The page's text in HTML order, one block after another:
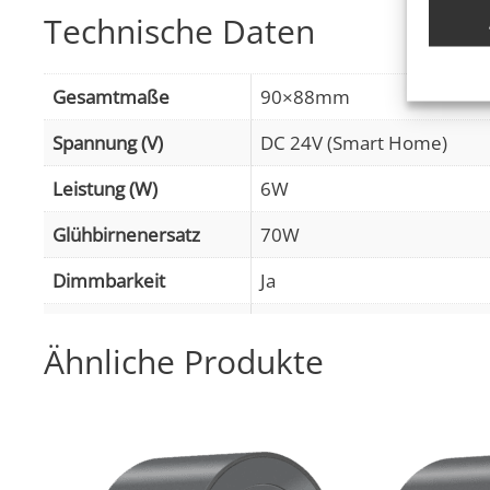
Technische Daten
Gesamtmaße
90×88mm
Spannung (V)
DC 24V (Smart Home)
Leistung (W)
6W
Glühbirnenersatz
70W
Dimmbarkeit
Ja
Lichtstrom (Lumen)
350lm(2700K (Warmweiß))
Ähnliche Produkte